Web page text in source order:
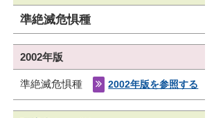
準絶滅危惧種
2002年版
準絶滅危惧種 2002年版を参照する